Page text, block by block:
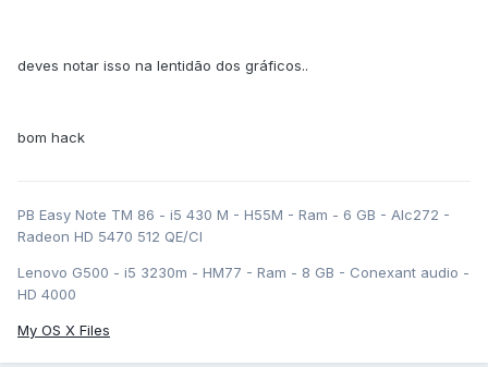
deves notar isso na lentidão dos gráficos..
bom hack
PB Easy Note TM 86 - i5 430 M - H55M - Ram - 6 GB - Alc272 -
Radeon HD 5470 512 QE/CI
Lenovo G500 - i5 3230m - HM77 - Ram - 8 GB - Conexant audio -
HD 4000
My OS X Files